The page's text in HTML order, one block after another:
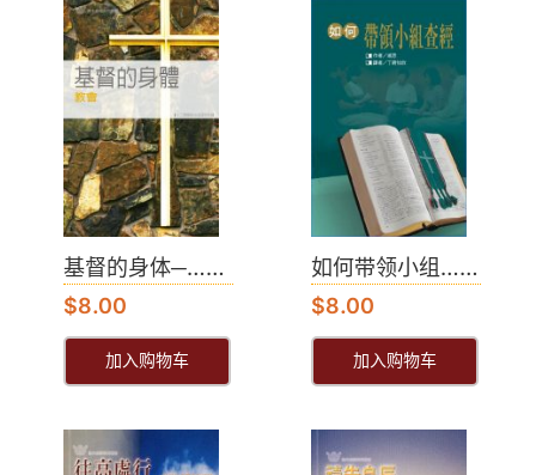
基督的身体─……
$8.00
加入购物车
如何带领小组……
$8.00
加入购物车